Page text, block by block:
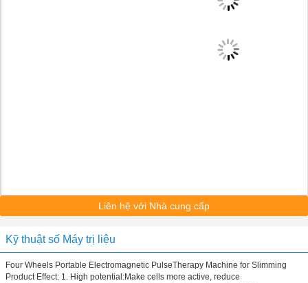
Liên hệ với Nhà cung cấp
Kỹ thuật số Máy trị liệu
Four Wheels Portable Electromagnetic PulseTherapy Machine for Slimming
Product Effect: 1. High potential:Make cells more active, reduce